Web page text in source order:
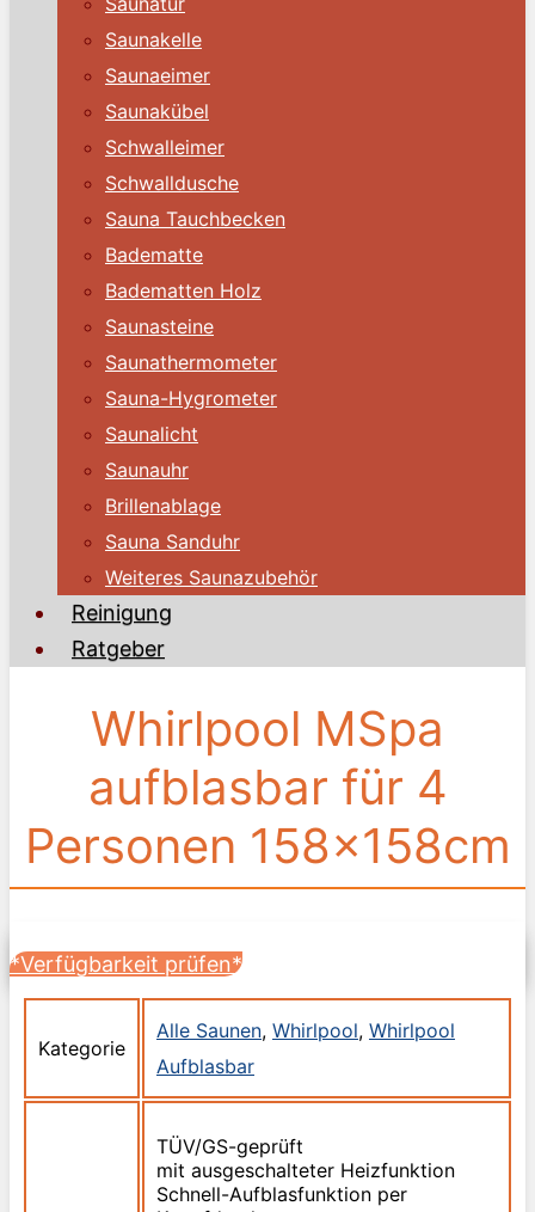
Saunakelle
Saunaeimer
Saunakübel
Schwalleimer
Schwalldusche
Sauna Tauchbecken
Badematte
Badematten Holz
Saunasteine
Saunathermometer
Sauna-Hygrometer
Saunalicht
Saunauhr
Brillenablage
Sauna Sanduhr
Weiteres Saunazubehör
Reinigung
Ratgeber
Whirlpool MSpa
aufblasbar für 4
Personen 158x158cm
*Verfügbarkeit prüfen*
Kategorie
Alle Saunen, Whirlpool, Whirlpool
Aufblasbar
TÜV/GS-geprüft
mit ausgeschalteter Heizfunktion
Schnell-Aufblasfunktion per